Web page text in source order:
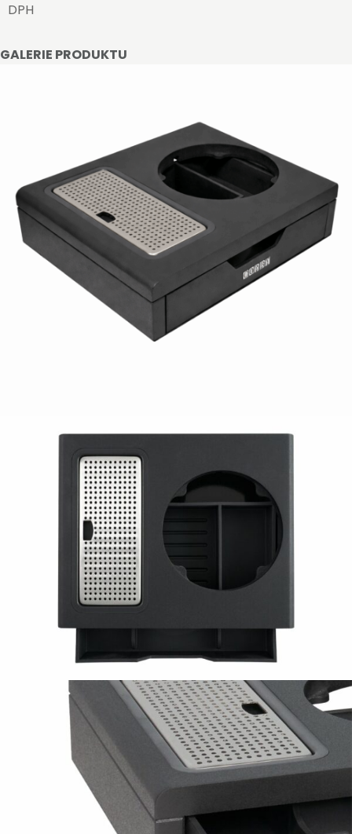
GALERIE PRODUKTU
DPH
STAŇTE SE KLIENTEM
Stát se klientem velkoobchodu Bohéme Collection
je jednoduché, stačí podnikat a mít platné IČO.